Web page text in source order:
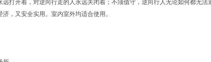
打开着，对逆向行走的人永远关闭着；不须值守，逆向行人无论如何都无法
，又安全实用。室内室外均适合使用。